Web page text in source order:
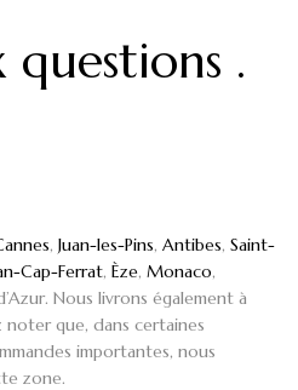
questions .
, Juan-les-Pins, Antibes, Saint-
Cap-Ferrat, Èze, Monaco,
Nous livrons également à
noter que, dans certaines
importantes, nous
zone.